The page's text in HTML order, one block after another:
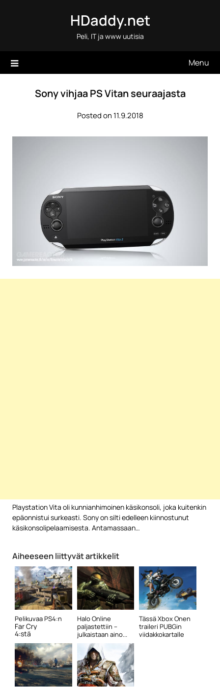
HDaddy.net
Peli, IT ja www uutisia
Menu
Sony vihjaa PS Vitan seuraajasta
Posted on 11.9.2018
Playstation Vita oli kunnianhimoinen käsikonsoli, joka kuitenkin
epäonnistui surkeasti. Sony on silti edelleen kiinnostunut
käsikonsolipelaamisesta. Antamassaan…
Aiheeseen liittyvät artikkelit
Pelikuvaa PS4:n
Far Cry
4:stä
Halo Online
paljastettiin –
julkaistaan aino...
Tässä Xbox Onen
traileri PUBGin
viidakkokartalle